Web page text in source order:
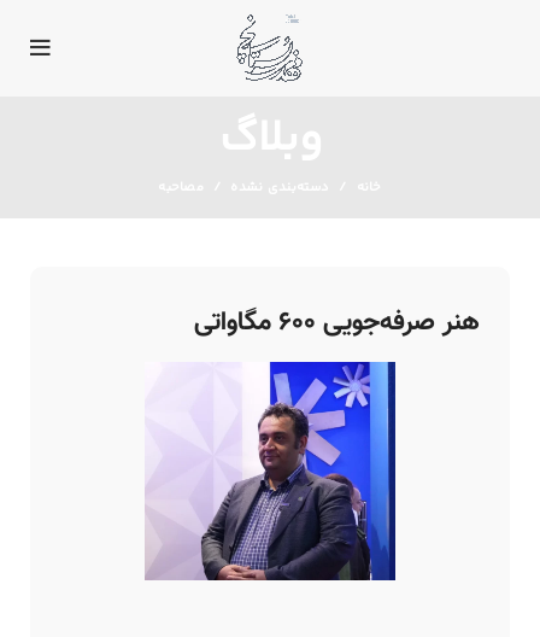
هنر صرفه‌‌‌‌جویی ۶۰۰ مگاواتی